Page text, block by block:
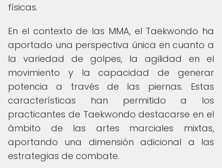
físicas.
En el contexto de las MMA, el Taekwondo ha
aportado una perspectiva única en cuanto a
la variedad de golpes, la agilidad en el
movimiento y la capacidad de generar
potencia a través de las piernas. Estas
características han permitido a los
practicantes de Taekwondo destacarse en el
ámbito de las artes marciales mixtas,
aportando una dimensión adicional a las
estrategias de combate.